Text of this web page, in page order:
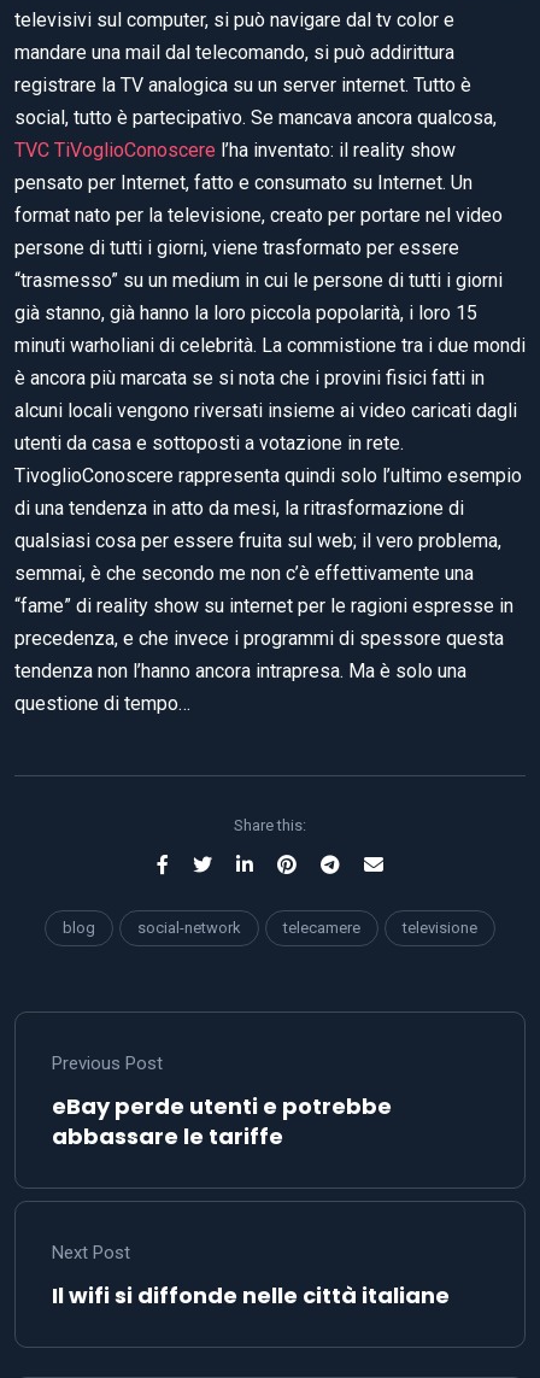
televisivi sul computer, si può navigare dal tv color e
mandare una mail dal telecomando, si può addirittura
registrare la TV analogica su un server internet. Tutto è
social, tutto è partecipativo. Se mancava ancora qualcosa,
TVC TiVoglioConoscere l’ha inventato: il reality show
pensato per Internet, fatto e consumato su Internet. Un
format nato per la televisione, creato per portare nel video
persone di tutti i giorni, viene trasformato per essere
“trasmesso” su un medium in cui le persone di tutti i giorni
già stanno, già hanno la loro piccola popolarità, i loro 15
minuti warholiani di celebrità. La commistione tra i due mondi
è ancora più marcata se si nota che i provini fisici fatti in
alcuni locali vengono riversati insieme ai video caricati dagli
utenti da casa e sottoposti a votazione in rete.
TivoglioConoscere rappresenta quindi solo l’ultimo esempio
di una tendenza in atto da mesi, la ritrasformazione di
qualsiasi cosa per essere fruita sul web; il vero problema,
semmai, è che secondo me non c’è effettivamente una
“fame” di reality show su internet per le ragioni espresse in
precedenza, e che invece i programmi di spessore questa
tendenza non l’hanno ancora intrapresa. Ma è solo una
questione di tempo…
Share this:
blog social-network telecamere televisione
Previous Post
eBay perde utenti e potrebbe
abbassare le tariffe
Next Post
Il wifi si diffonde nelle città italiane